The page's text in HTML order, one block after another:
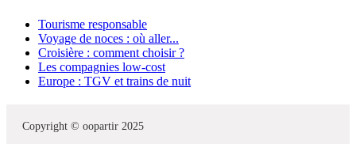
Tourisme responsable
Voyage de noces : où aller...
Croisière : comment choisir ?
Les compagnies low-cost
Europe : TGV et trains de nuit
Copyright © oopartir 2025